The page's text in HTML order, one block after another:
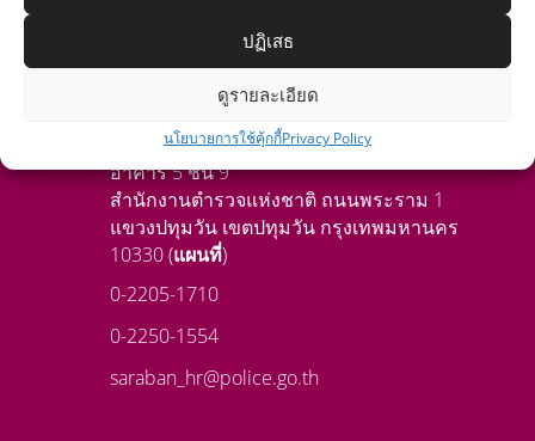
ปฏิเสธ
ดูรายละเอียด
นโยบายการใช้คุ้กกี้Privacy Policy
ช่องทางติดต่อ
อาคาร 5 ชั้น 9
สำนักงานตำรวจแห่งชาติ ถนนพระราม 1
แขวงปทุมวัน เขตปทุมวัน กรุงเทพมหานคร
10330 (แผนที่)
0-2205-1710
0-2250-1554
saraban_hr@police.go.th